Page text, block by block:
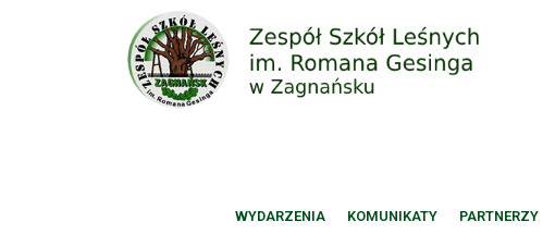
WYDARZENIA KOMUNIKATY PARTNERZY